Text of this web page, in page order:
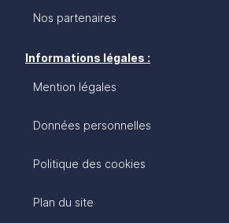
Nos partenaires
Informations légales :
Mention légales
Données personnelles
Politique des cookies
Plan du site